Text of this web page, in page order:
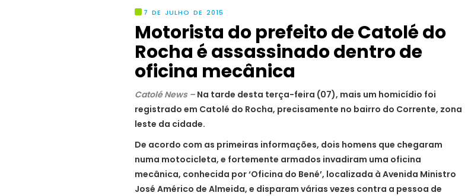
7 DE JULHO DE 2015
Motorista do prefeito de Catolé do
Rocha é assassinado dentro de
oficina mecânica
Catolé News – Na tarde desta terça-feira (07), mais um homicídio foi
registrado em Catolé do Rocha, precisamente no bairro do Corrente, zona
leste da cidade.
De acordo com as primeiras informações, dois homens que chegaram
numa motocicleta, e fortemente armados invadiram uma oficina
mecânica, conhecida por ‘Oficina do Bené’, localizada à Avenida Ministro
José Américo de Almeida, e disparam várias vezes contra a pessoa de